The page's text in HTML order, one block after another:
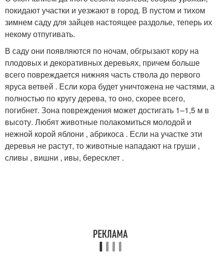
покидают участки и уезжают в город. В пустом и тихом
зимнем саду для зайцев настоящее раздолье, теперь их
некому отпугивать.
В саду они появляются по ночам, обгрызают кору на
плодовых и декоративных деревьях, причем больше
всего повреждается нижняя часть ствола до первого
яруса ветвей . Если кора будет уничтожена не частями, а
полностью по кругу дерева, то оно, скорее всего,
погибнет. Зона повреждения может достигать 1–1,5 м в
высоту. Любят животные полакомиться молодой и
нежной корой яблони , абрикоса . Если на участке эти
деревья не растут, то животные нападают на груши ,
сливы , вишни , ивы, бересклет .